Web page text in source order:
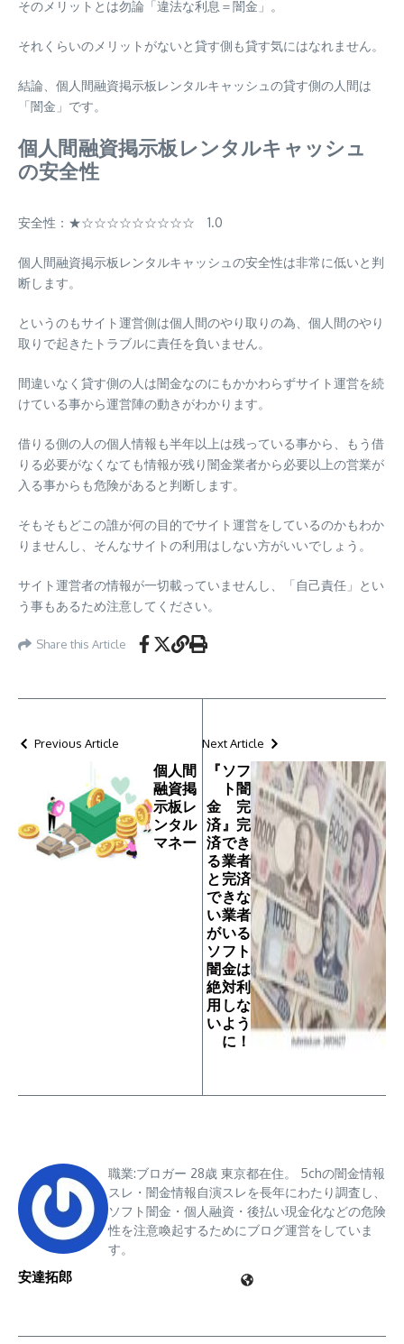
そのメリットとは勿論「違法な利息＝闇金」。
それくらいのメリットがないと貸す側も貸す気にはなれません。
結論、個人間融資掲示板レンタルキャッシュの貸す側の人間は
「闇金」です。
個人間融資掲示板レンタルキャッシュ
の安全性
安全性：★☆☆☆☆☆☆☆☆☆ 1.0
個人間融資掲示板レンタルキャッシュの安全性は非常に低いと判
断します。
というのもサイト運営側は個人間のやり取りの為、個人間のやり
取りで起きたトラブルに責任を負いません。
間違いなく貸す側の人は闇金なのにもかかわらずサイト運営を続
けている事から運営陣の動きがわかります。
借りる側の人の個人情報も半年以上は残っている事から、もう借
りる必要がなくなても情報が残り闇金業者から必要以上の営業が
入る事からも危険があると判断します。
そもそもどこの誰が何の目的でサイト運営をしているのかもわか
りませんし、そんなサイトの利用はしない方がいいでしょう。
サイト運営者の情報が一切載っていませんし、「自己責任」とい
う事もあるため注意してください。
Share this Article
Previous Article
個人間
融資掲
示板レ
ンタル
マネー
Next Article
『ソフ
ト闇
金 完
済』完
済でき
る業者
と完済
できな
い業者
がいる
ソフト
闇金は
絶対利
用しな
いよう
に！
安達拓郎
職業:ブロガー 28歳 東京都在住。 5chの闇金情報
スレ・闇金情報自演スレを長年にわたり調査し、
ソフト闇金・個人融資・後払い現金化などの危険
性を注意喚起するためにブログ運営をしていま
す。